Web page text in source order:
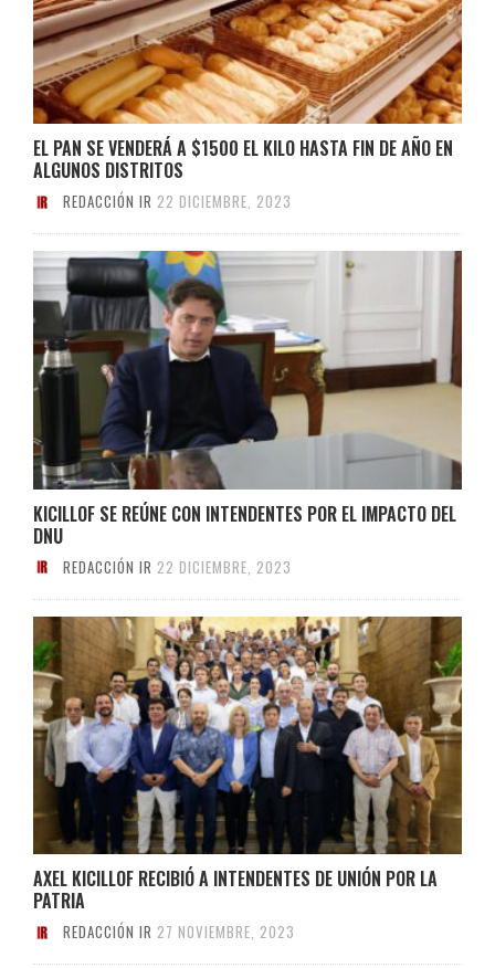
EL PAN SE VENDERÁ A $1500 EL KILO HASTA FIN DE AÑO EN
ALGUNOS DISTRITOS
REDACCIÓN IR 22 DICIEMBRE, 2023
KICILLOF SE REÚNE CON INTENDENTES POR EL IMPACTO DEL
DNU
REDACCIÓN IR 22 DICIEMBRE, 2023
AXEL KICILLOF RECIBIÓ A INTENDENTES DE UNIÓN POR LA
PATRIA
REDACCIÓN IR 27 NOVIEMBRE, 2023